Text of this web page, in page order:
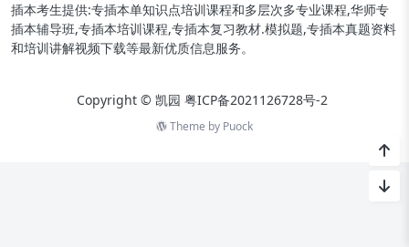
插本考生提供:专插本单知识点培训课程和多层次多专业课程,华师专
插本辅导班,专插本培训课程,专插本复习教材.模拟题,专插本真题资料
和培训讲解视频下载等最新优质信息服务。
Copyright © 凯园 粤ICP备2021126728号-2
Theme by Puock